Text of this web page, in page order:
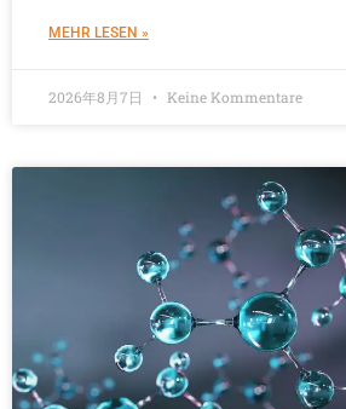
MEHR LESEN »
2026年8月7日 Keine Kommentare